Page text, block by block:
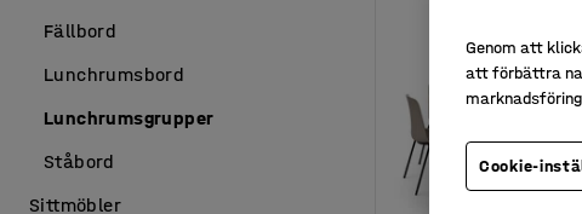
Fällbord
Lunchrumsbord
Lunchrumsgrupper
Ståbord
Sittmöbler
Genom att
att förbättra
Cookie-